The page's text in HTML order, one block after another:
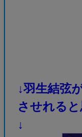
↓羽生結弦
させれる
↓